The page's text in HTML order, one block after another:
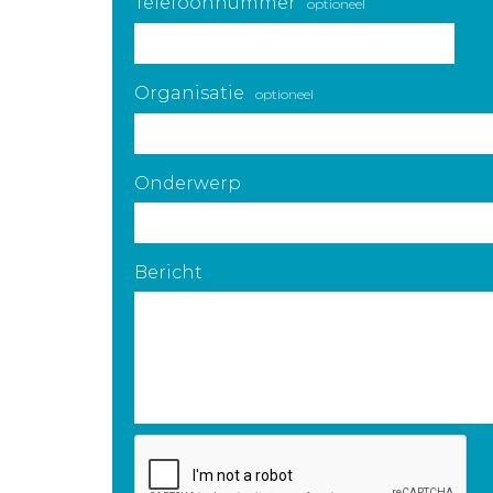
optioneel
Organisatie optioneel
Onderwerp
Bericht